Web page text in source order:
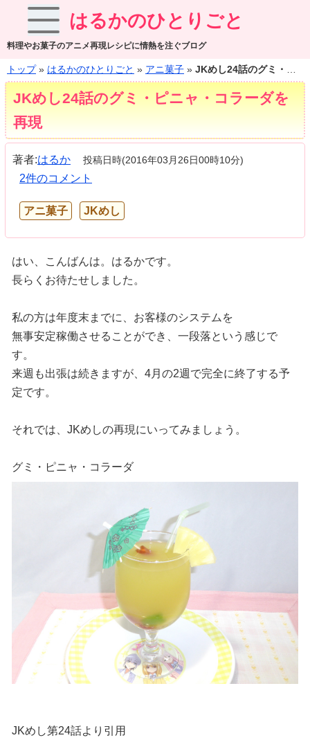
はるかのひとりごと
料理やお菓子のアニメ再現レシピに情熱を注ぐブログ
トップ» はるかのひとりごと » アニ菓子 » JKめし24話のグミ・ピニャ・コラーダを再現
JKめし24話のグミ・ピニャ・コラーダを
再現
著者:はるか 投稿日時(2016年03月26日00時10分)
2件のコメント
アニ菓子 JKめし
はい、こんばんは。はるかです。
長らくお待たせしました。
私の方は年度末までに、お客様のシステムを
無事安定稼働させることができ、一段落という感じで
す。
来週も出張は続きますが、4月の2週で完全に終了する予
定です。
それでは、JKめしの再現にいってみましょう。
グミ・ピニャ・コラーダ
JKめし第24話より引用